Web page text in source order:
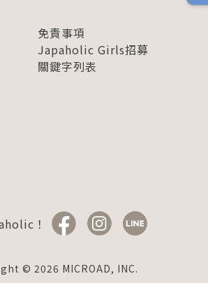
免責事項
Japaholic Girls招募
關鍵字列表
！
© 2026 MICROAD, INC.